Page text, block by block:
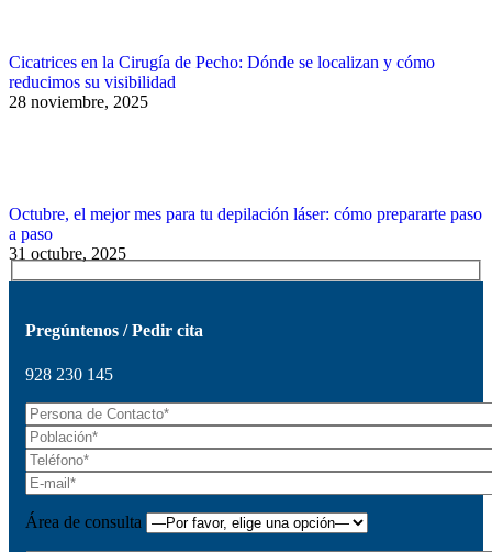
Cicatrices en la Cirugía de Pecho: Dónde se localizan y cómo
reducimos su visibilidad
28 noviembre, 2025
Octubre, el mejor mes para tu depilación láser: cómo prepararte paso
a paso
31 octubre, 2025
Pregúntenos / Pedir cita
928 230 145
Área de consulta